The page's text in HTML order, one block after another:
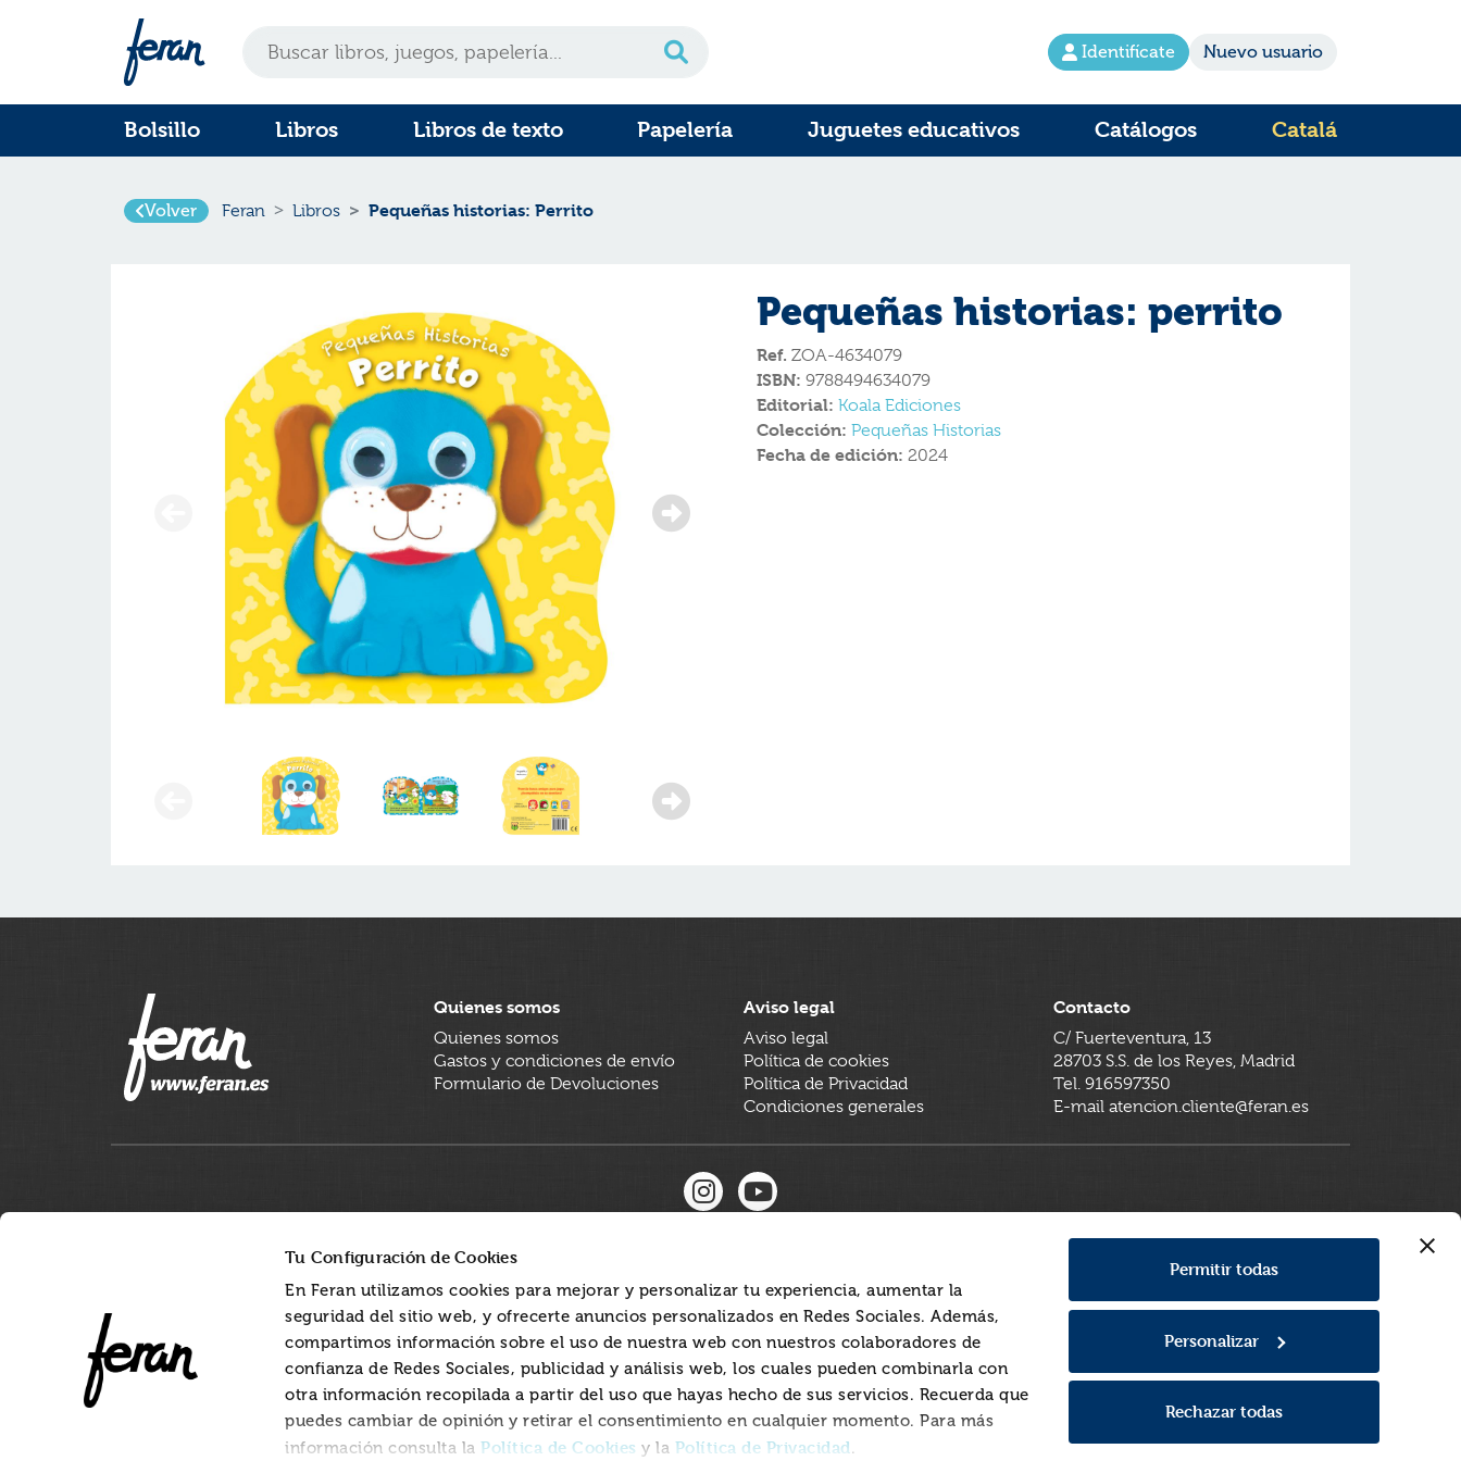
Tu Configuración de Cookies
En Feran utilizamos cookies para mejorar y personalizar tu experiencia, aumentar la
seguridad del sitio web, y ofrecerte anuncios personalizados en Redes Sociales. Además,
compartimos información sobre el uso de nuestra web con nuestros colaboradores de
confianza de Redes Sociales, publicidad y análisis web, los cuales pueden combinarla con
otra información recopilada a partir del uso que hayas hecho de sus servicios. Recuerda que
puedes cambiar de opinión y retirar el consentimiento en cualquier momento. Para más
información consulta laPolítica de Cookies y la Política de Privacidad.
Permitir todas
Personalizar
Rechazar todas
Identifícate Nuevo usuario
Bolsillo Libros Libros de texto Papelería Juguetes educativos Catálogos Catalá
Volver Feran Libros Pequeñas historias: Perrito
Pequeñas historias: perrito
Ref. ZOA-4634079
ISBN: 9788494634079
Editorial: Koala Ediciones
Colección: Pequeñas Historias
Fecha de edición: 2024
Quienes somos
Quienes somos
Gastos y condiciones de envío
Formulario de Devoluciones
Aviso legal
Aviso legal
Política de cookies
Política de Privacidad
Condiciones generales
Contacto
C/ Fuerteventura, 13
28703 S.S. de los Reyes, Madrid
Tel. 916597350
E-mail atencion.cliente@feran.es